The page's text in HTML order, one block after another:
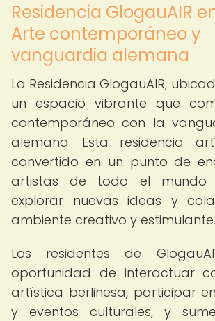
Residencia GlogauAIR
Arte contemporáneo y
vanguardia alemana
La Residencia GlogauAIR,
un espacio vibrante que
contemporáneo con la
alemana. Esta residencia
convertido en un punto de
artistas de todo el mundo
explorar nuevas ideas y
ambiente creativo y estimulante.
Los residentes de
oportunidad de interactuar
artística berlinesa, participar
y eventos culturales, y